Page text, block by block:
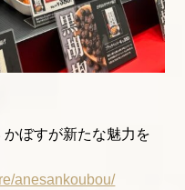
ぼすが新たな魅力を
anesankoubou/